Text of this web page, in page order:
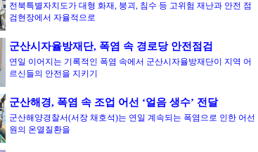
전북특별자치도가 대형 화재, 붕괴, 침수 등 고위험 재난과 안전 점
검현장에서 자율적으로
군산시자율방재단, 폭염 속 경로당 안전점검
연일 이어지는 기록적인 폭염 속에서 군산시자율방재단이 지역 어
르신들의 안전을 지키기
군산해경, 폭염 속 조업 어선 ‘얼음 생수’ 전달
군산해양경찰서(서장 채호석)는 연일 계속되는 폭염으로 인한 어선
원의 온열질환을